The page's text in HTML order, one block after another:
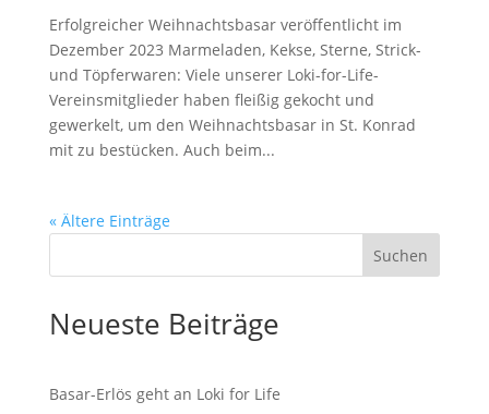
Erfolgreicher Weihnachtsbasar veröffentlicht im
Dezember 2023 Marmeladen, Kekse, Sterne, Strick-
und Töpferwaren: Viele unserer Loki-for-Life-
Vereinsmitglieder haben fleißig gekocht und
gewerkelt, um den Weihnachtsbasar in St. Konrad
mit zu bestücken. Auch beim...
« Ältere Einträge
Suchen
Neueste Beiträge
Basar-Erlös geht an Loki for Life